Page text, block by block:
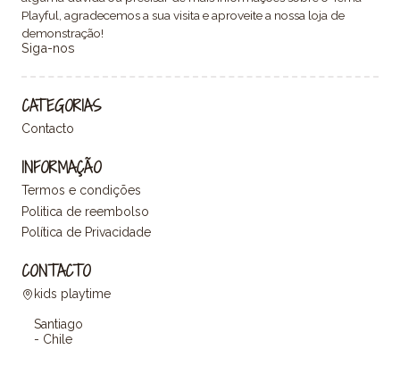
Playful, agradecemos a sua visita e aproveite a nossa loja de
demonstração!
Siga-nos
CATEGORIAS
Contacto
INFORMAÇÃO
Termos e condições
Politica de reembolso
Política de Privacidade
CONTACTO
kids playtime
Santiago
- Chile